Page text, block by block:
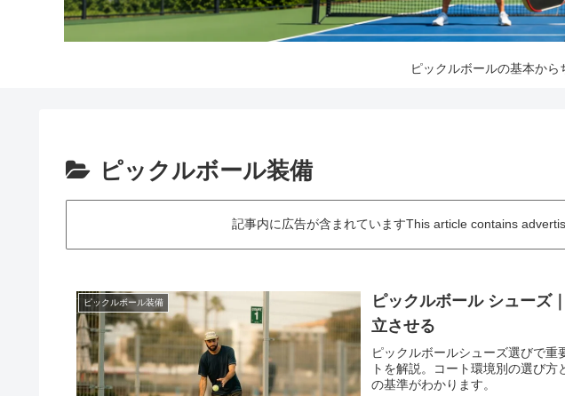
ピックルボールの基本から
ピックルボール装備
記事内に広告が含まれていますThis article contains
ピックルボール装備
ピックルボール シューズ
立させる
ピックルボールシューズ選びで重
トを解説。コート環境別の選び
の基準がわかります。